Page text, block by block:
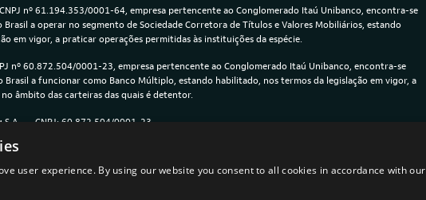
nº 61.194.353/0001-64, empresa pertencente ao Conglomerado Itaú Unibanco, encontra-se
a operar no segmento de Sociedade Corretora de Títulos e Valores Mobiliários, estando
em vigor, a praticar operações permitidas às instituições da espécie.
nº 60.872.504/0001-23, empresa pertencente ao Conglomerado Itaú Unibanco, encontra-se
a funcionar como Banco Múltiplo, estando habilitado, nos termos da legislação em vigor, a
âmbito das carteiras das quais é detentor.
— CNPJ: 60.872.504/0001-23
user experience. By using our website you consent to all cookies in accordance with our